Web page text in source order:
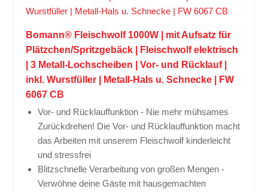
Bomann® Fleischwolf 1000W | mit Aufsatz für
Plätzchen/Spritzgebäck | Fleischwolf elektrisch
| 3 Metall-Lochscheiben | Vor- und Rücklauf |
inkl. Wurstfüller | Metall-Hals u. Schnecke | FW
6067 CB
Vor- und Rücklauffunktion - Nie mehr mühsames
Zurückdrehen! Die Vor- und Rücklauffunktion macht
das Arbeiten mit unserem Fleischwolf kinderleicht
und stressfrei
Blitzschnelle Verarbeitung von großen Mengen -
Verwöhne deine Gäste mit hausgemachten